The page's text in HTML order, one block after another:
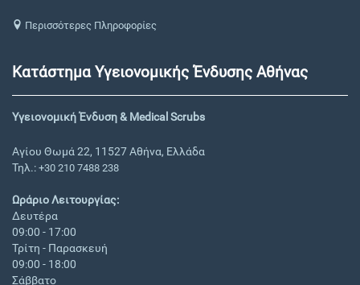
Περισσότερες Πληροφορίες
Κατάστημα Υγειονομικής Ένδυσης Αθήνας
Υγειονομική Ένδυση & Medical Scrubs
Αγίου Θωμά 22, 11527 Αθήνα, Ελλάδα
Τηλ.: +30 210 7488 238
Ωράριο Λειτουργίας:
Δευτέρα
09:00 - 17:00
Τρίτη - Παρασκευή
09:00 - 18:00
Σάββατο